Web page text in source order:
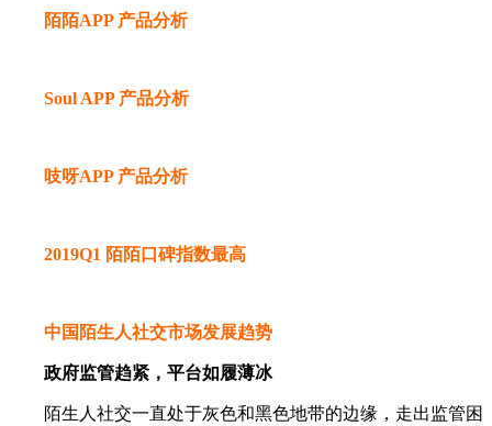
陌陌APP 产品分析
Soul APP 产品分析
吱呀APP 产品分析
2019Q1 陌陌口碑指数最高
中国陌生人社交市场发展趋势
政府监管趋紧，平台如履薄冰
陌生人社交一直处于灰色和黑色地带的边缘，走出监管困